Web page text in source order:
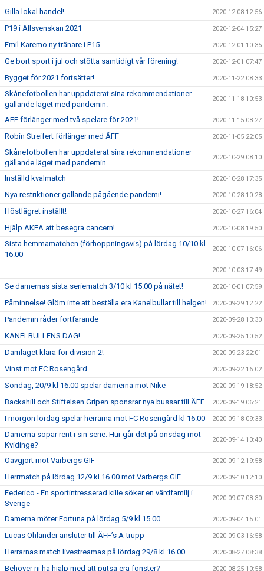
Gilla lokal handel! 2020-12-08 12:56
P19 i Allsvenskan 2021 2020-12-04 15:27
Emil Karemo ny tränare i P15 2020-12-01 10:35
Ge bort sport i jul och stötta samtidigt vår förening! 2020-12-01 07:47
Bygget för 2021 fortsätter! 2020-11-22 08:33
Skånefotbollen har uppdaterat sina rekommendationer
gällande läget med pandemin.
2020-11-18 10:53
ÄFF förlänger med två spelare för 2021! 2020-11-15 08:27
Robin Streifert förlänger med ÄFF 2020-11-05 22:05
Skånefotbollen har uppdaterat sina rekommendationer
gällande läget med pandemin.
2020-10-29 08:10
Inställd kvalmatch 2020-10-28 17:35
Nya restriktioner gällande pågående pandemi! 2020-10-28 10:28
Höstlägret inställt! 2020-10-27 16:04
Hjälp AKEA att besegra cancern! 2020-10-08 19:50
Sista hemmamatchen (förhoppningsvis) på lördag 10/10 kl
16.00
2020-10-07 16:06
2020-10-03 17:49
Se damernas sista seriematch 3/10 kl 15.00 på nätet! 2020-10-01 07:59
Påminnelse! Glöm inte att beställa era Kanelbullar till helgen! 2020-09-29 12:22
Pandemin råder fortfarande 2020-09-28 13:30
KANELBULLENS DAG! 2020-09-25 10:52
Damlaget klara för division 2! 2020-09-23 22:01
Vinst mot FC Rosengård 2020-09-22 16:02
Söndag, 20/9 kl 16.00 spelar damerna mot Nike 2020-09-19 18:52
Backahill och Stiftelsen Gripen sponsrar nya bussar till ÄFF 2020-09-19 06:21
I morgon lördag spelar herrarna mot FC Rosengård kl 16.00 2020-09-18 09:33
Damerna sopar rent i sin serie. Hur går det på onsdag mot
Kvidinge?
2020-09-14 10:40
Oavgjort mot Varbergs GIF 2020-09-12 19:58
Herrmatch på lördag 12/9 kl 16.00 mot Varbergs GIF 2020-09-10 12:10
Federico - En sportintresserad kille söker en värdfamilj i
Sverige
2020-09-07 08:30
Damerna möter Fortuna på lördag 5/9 kl 15.00 2020-09-04 15:01
Lucas Ohlander ansluter till ÄFF’s A-trupp 2020-09-03 16:58
Herrarnas match livestreamas på lördag 29/8 kl 16.00 2020-08-27 08:38
Behöver ni ha hjälp med att putsa era fönster? 2020-08-25 10:58